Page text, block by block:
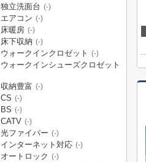
独立洗面台 (-)
エアコン (-)
床暖房 (-)
床下収納 (-)
ウォークインクロゼット (-)
ウォークインシューズクロゼット
収納豊富 (-)
CS (-)
BS (-)
CATV (-)
光ファイバー (-)
インターネット対応 (-)
オートロック (-)